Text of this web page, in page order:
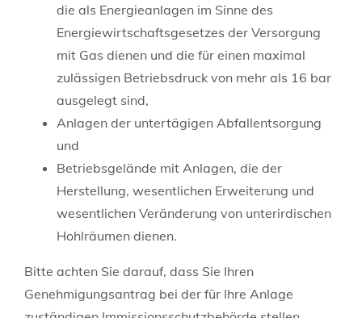
die als Energieanlagen im Sinne des
Energiewirtschaftsgesetzes der Versorgung
mit Gas dienen und die für einen maximal
zulässigen Betriebsdruck von mehr als 16 bar
ausgelegt sind,
Anlagen der untertägigen Abfallentsorgung
und
Betriebsgelände mit Anlagen, die der
Herstellung, wesentlichen Erweiterung und
wesentlichen Veränderung von unterirdischen
Hohlräumen dienen.
Bitte achten Sie darauf, dass Sie Ihren
Genehmigungsantrag bei der für Ihre Anlage